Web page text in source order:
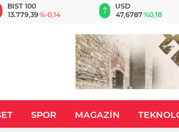
BIST 100
13.779,39%-0,14
USD
47,6787%0,18
SPOR MAGAZİN